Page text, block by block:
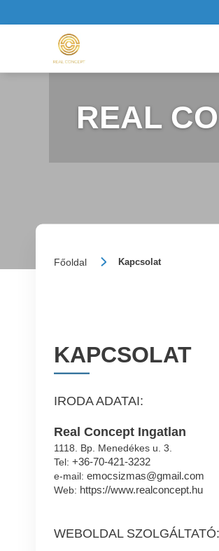
REAL
Főoldal Kapcsolat
KAPCSOLAT
IRODA ADATAI:
Real Concept Ingatlan
1118. Bp. Menedékes u. 3.
Tel: +36-70-421-3232
e-mail: emocsizmas@gmail.com
Web: https://www.realconcept.hu
WEBOLDAL SZOLGÁLTATÓ: